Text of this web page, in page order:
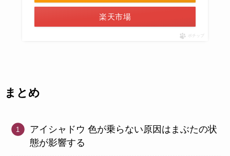
楽天市場
ポチップ
まとめ
アイシャドウ 色が乗らない原因はまぶたの状
態が影響する